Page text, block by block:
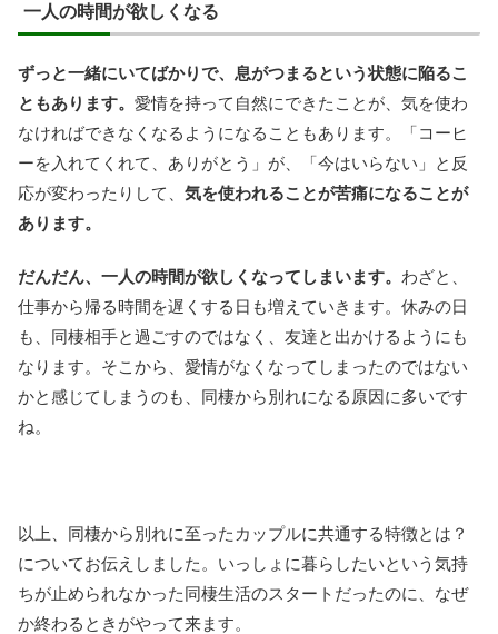
一人の時間が欲しくなる
ずっと一緒にいてばかりで、息がつまるという状態に陥るこ
ともあります。 愛情を持って自然にできたことが、気を使わ
なければできなくなるようになることもあります。「コーヒ
ーを入れてくれて、ありがとう」が、「今はいらない」と反
応が変わったりして、 気を使われることが苦痛になることが
あります。
だんだん、一人の時間が欲しくなってしまいます。 わざと、
仕事から帰る時間を遅くする日も増えていきます。休みの日
も、同棲相手と過ごすのではなく、友達と出かけるようにも
なります。そこから、愛情がなくなってしまったのではない
かと感じてしまうのも、同棲から別れになる原因に多いです
ね。
以上、同棲から別れに至ったカップルに共通する特徴とは？
についてお伝えしました。いっしょに暮らしたいという気持
ちが止められなかった同棲生活のスタートだったのに、なぜ
か終わるときがやって来ます。